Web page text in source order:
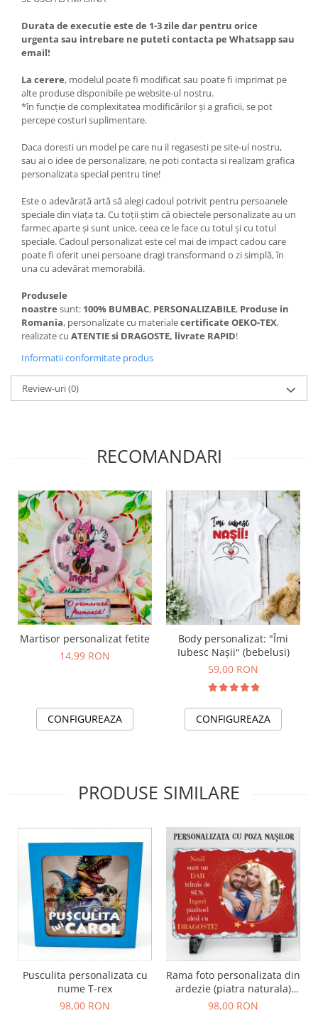
Durata de executie este de 1-3 zile dar pentru orice
urgenta sau intrebare ne puteti contacta pe Whatsapp sau
email!
La cerere, modelul poate fi modificat sau poate fi imprimat pe
alte produse disponibile pe website-ul nostru.
*în funcție de complexitatea modificărilor și a graficii, se pot
percepe costuri suplimentare.
Daca doresti un model pe care nu il regasesti pe site-ul nostru,
sau ai o idee de personalizare, ne poti contacta si realizam grafica
personalizata special pentru tine!
Este o adevărată artă să alegi cadoul potrivit pentru persoanele
speciale din viața ta. Cu toții știm că obiectele personalizate au un
farmec aparte și sunt unice, ceea ce le face cu totul și cu totul
speciale. Cadoul personalizat este cel mai de impact cadou care
poate fi oferit unei persoane dragi transformand o zi simplă, în
una cu adevărat memorabilă.
Produsele
noastre sunt: 100% BUMBAC, PERSONALIZABILE, Produse in
Romania, personalizate cu materialecertificate OEKO-TEX,
realizate cu ATENTIE si DRAGOSTE, livrate RAPID!
Informatii conformitate produs
Review-uri(0)
RECOMANDARI
Martisor personalizat fetite
14,99 RON
CONFIGUREAZA
Body personalizat: "Îmi
Iubesc Nașii" (bebelusi)
59,00 RON
CONFIGUREAZA
PRODUSE SIMILARE
Pusculita personalizata cu
nume T-rex
98,00 RON
Rama foto personalizata din
ardezie (piatra naturala)
pentru Nasi 20x15 cm
98,00 RON